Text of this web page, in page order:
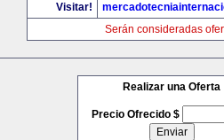
Visitar!
Serán consideradas
Realizar una Oferta
Precio Ofrecido $